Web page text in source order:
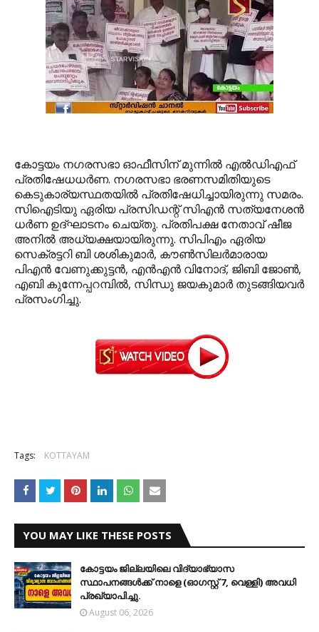
കോട്ടയം നഗരസഭാ ഓഫീസിന് മുന്നില്‍ എല്‍ഡിഎഫ്
പ്രതിഷേധധര്‍ണ. നഗരസഭാ ഭരണസമിതിയുടെ
കെടുകാര്യസ്ഥതയില്‍ പ്രതിഷേധിച്ചായിരുന്നു സമരം.
സിഐടിയു ഏരിയ പ്രസിഡന്റ് സിഎന്‍ സത്യനേശന്‍
ധര്‍ണ ഉദ്ഘാടനം ചെയ്തു. പ്രതിപക്ഷ നേതാവ് ഷീജ
അനില്‍ അധ്യക്ഷയായിരുന്നു. സിപിഎം ഏരിയ
സെക്രട്ടറി ബി ശശികുമാര്‍, കൗണ്‍സിലര്‍മാരായ
പിഎന്‍ വേണുക്കുട്ടന്‍, എന്‍എന്‍ വിനോദ്, ജിബി ജോണ്‍,
എബി കുന്നേപ്പറമ്പില്‍, സിന്ധു ജയകുമാര്‍ തുടങ്ങിയവര്‍
പ്രസംഗിച്ചു.
Tags: KOTTAYAM
YOU MAY LIKE THESE POSTS
കോട്ടയം ജില്ലയിലെ വിദ്യാഭ്യാസ
സ്ഥാപനങ്ങള്‍ക്ക് നാളെ (ഓഗസ്റ്റ് 7, വെള്ളി) അവധി
പ്രഖ്യാപിച്ചു.
August 06, 2026